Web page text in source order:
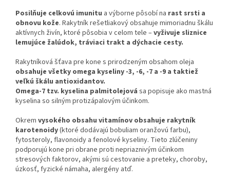
Posilňuje celkovú imunitu a výborne pôsobí na rast srsti a
obnovu kože. Rakytník rešetliakový obsahuje mimoriadnu škálu
aktívnych živín, ktoré pôsobia v celom tele –vyživuje sliznice
lemujúce žalúdok, tráviaci trakt a dýchacie cesty.
Rakytníková šťava pre kone s prirodzeným obsahom oleja
obsahuje všetky omega kyseliny -3, -6, -7 a -9 a taktiež
veľkú škálu antioxidantov.
Omega-7 tzv. kyselina palmitolejová sa popisuje ako mastná
kyselina so silným protizápalovým účinkom.
Okrem vysokého obsahu vitamínov obsahuje rakytník
karotenoidy(ktoré dodávajú bobuliam oranžovú farbu),
fytosteroly, flavonoidy a fenolové kyseliny. Tieto zlúčeniny
podporujú kone pri obrane proti nepriaznivým účinkom
stresových faktorov, akými sú cestovanie a preteky, choroby,
úzkosť, fyzické námaha, alergény atď.